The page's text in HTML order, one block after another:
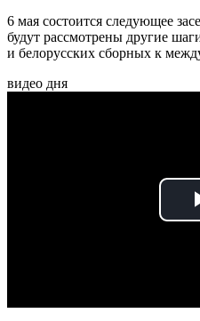
6 мая состоится следующее
будут рассмотрены другие
и белорусских сборных к
видео дня